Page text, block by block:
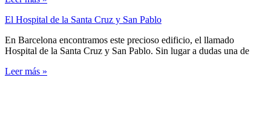
El Hospital de la Santa Cruz y San Pablo
En Barcelona encontramos este precioso edificio, el llamado
Hospital de la Santa Cruz y San Pablo. Sin lugar a dudas una de
Leer más »